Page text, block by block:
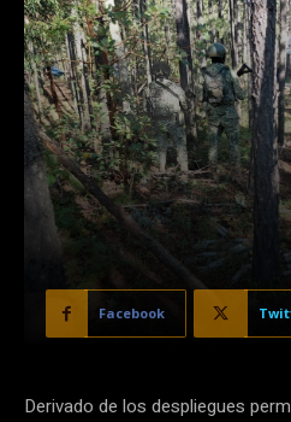
Facebook
Derivado de los despliegues